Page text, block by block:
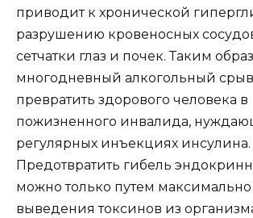
приводит к хронической
разрушению кровеносных
сетчатки глаз и почек. Таким
многодневный алкогольный
превратить здорового человека в
пожизненного инвалида,
регулярных инъекциях инсулина.
Предотвратить гибель
можно только путем максимально
выведения токсинов из